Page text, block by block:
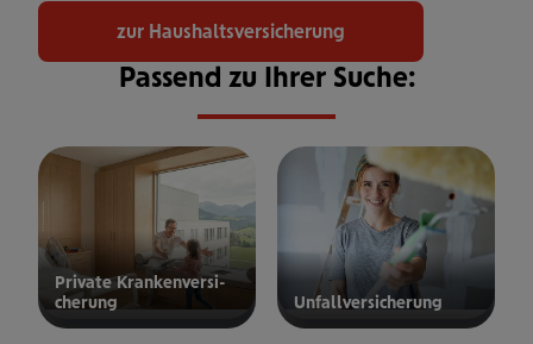
zur Haushaltsversicherung
Passend zu Ihrer Suche:
Private Kran­ken­­­ver­si­
che­rung
privaten
Unfall­ver­si­che­rung